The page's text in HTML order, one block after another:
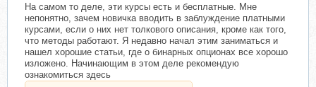
На самом то деле, эти курсы есть и бесплатные. Мне
непонятно, зачем новичка вводить в заблуждение платными
курсами, если о них нет толкового описания, кроме как того,
что методы работают. Я недавно начал этим заниматься и
нашел хорошие статьи, где о бинарных опционах все хорошо
изложено. Начинающим в этом деле рекомендую
ознакомиться здесь